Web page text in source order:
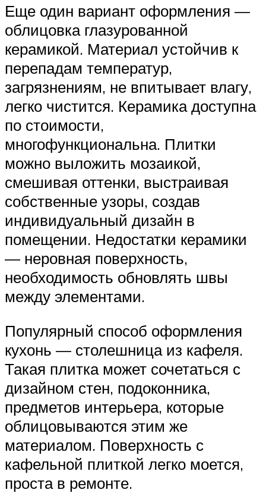
Еще один вариант оформления —
облицовка глазурованной
керамикой. Материал устойчив к
перепадам температур,
загрязнениям, не впитывает влагу,
легко чистится. Керамика доступна
по стоимости,
многофункциональна. Плитки
можно выложить мозаикой,
смешивая оттенки, выстраивая
собственные узоры, создав
индивидуальный дизайн в
помещении. Недостатки керамики
— неровная поверхность,
необходимость обновлять швы
между элементами.
Популярный способ оформления
кухонь — столешница из кафеля.
Такая плитка может сочетаться с
дизайном стен, подоконника,
предметов интерьера, которые
облицовываются этим же
материалом. Поверхность с
кафельной плиткой легко моется,
проста в ремонте.